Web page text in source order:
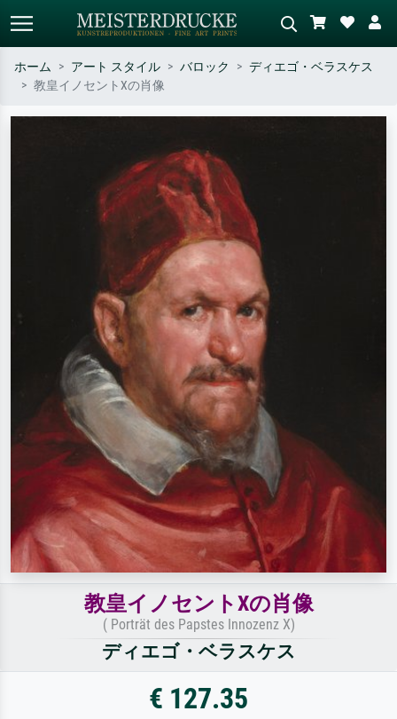
– 例：モネ、星月夜、印象派、北
斎の波、ヌード。
緑の草原、赤の多い抽象画、暗い
油絵、木のそばの立ち姿のヌー
ホーム アート スタイル バロック
ディエゴ・ベラスケス
教皇イノセントXの肖像
教皇イノセントXの肖像
( Porträt des Papstes Innozenz X)
ディエゴ・ベラスケス
€ 127.35